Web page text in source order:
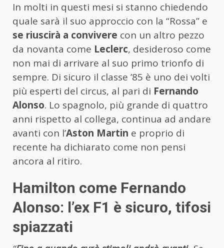
In molti in questi mesi si stanno chiedendo
quale sarà il suo approccio con la “Rossa” e
se riuscirà a convivere con un altro pezzo
da novanta come Leclerc, desideroso come
non mai di arrivare al suo primo trionfo di
sempre. Di sicuro il classe ’85 è uno dei volti
più esperti del circus, al pari di Fernando
Alonso. Lo spagnolo, più grande di quattro
anni rispetto al collega, continua ad andare
avanti con l’Aston Martin e proprio di
recente ha dichiarato come non pensi
ancora al ritiro.
Hamilton come Fernando
Alonso: l’ex F1 è sicuro, tifosi
spiazzati